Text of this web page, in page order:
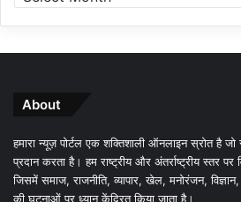
About
हमारा न्यूज़ पोर्टल एक शक्तिशाली ऑनलाइन स्रोत है
प्रदान करता है। हम राष्ट्रीय और अंतर्राष्ट्रीय स्तर
जिसमें समाज, राजनीति, व्यापार, खेल, मनोरंजन, विज्ञान,
की घटनाओं पर ध्यान केंद्रित किया जाता है।